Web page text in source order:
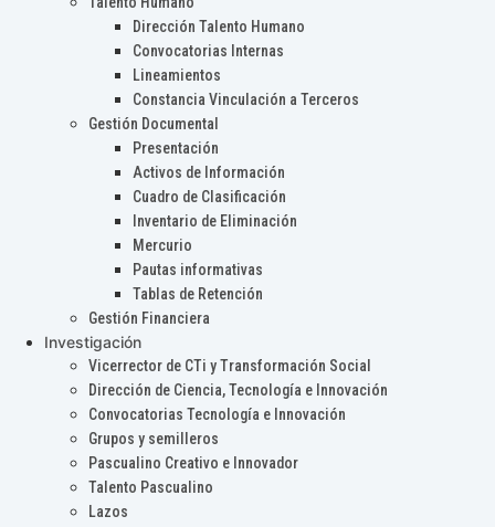
Dirección Talento Humano
Convocatorias Internas
Lineamientos
Constancia Vinculación a Terceros
Gestión Documental
Presentación
Activos de Información
Cuadro de Clasificación
Inventario de Eliminación
Mercurio
Pautas informativas
Tablas de Retención
Gestión Financiera
Investigación
Vicerrector de CTi y Transformación Social
Dirección de Ciencia, Tecnología e Innovación
Convocatorias Tecnología e Innovación
Grupos y semilleros
Pascualino Creativo e Innovador
Talento Pascualino
Lazos